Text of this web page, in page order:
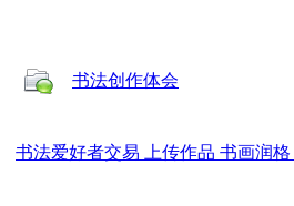
书法创作体会
书法爱好者交易 上传作品 书画润